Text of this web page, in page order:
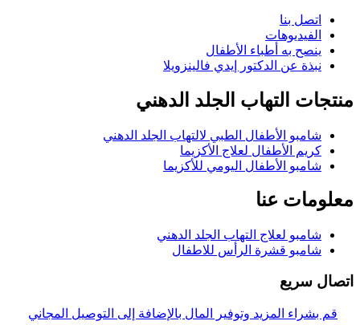
اتصل بنا
الفيديوهات
ينصح به أطباء الأطفال
نبذة عن الدكتور إيدي فالينزويلا
منتجات التهاب الجلد الدهني
شامبو الأطفال الطبي لالتهاب الجلد الدهني
كريم الأطفال لعلاج الأكزيما
شامبو الأطفال اليومي للأكزيما
معلومات عنا
شامبو لعلاج التهاب الجلد الدهني
شامبو قشرة الرأس للاطفال
اتصال سريع
قم بشراء المزيد وتوفير المال بالإضافة إلى التوصيل المجاني